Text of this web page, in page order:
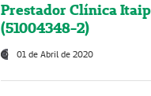
Prestador Clínica
(51004348-2)
01 de Abril de 2020